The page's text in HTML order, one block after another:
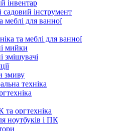
інвентар
інструмент
меблі для ванної
та меблі для ванної
мийки
змішувачі
змиву
техніка
оргтехніка
ноутбуків і ПК